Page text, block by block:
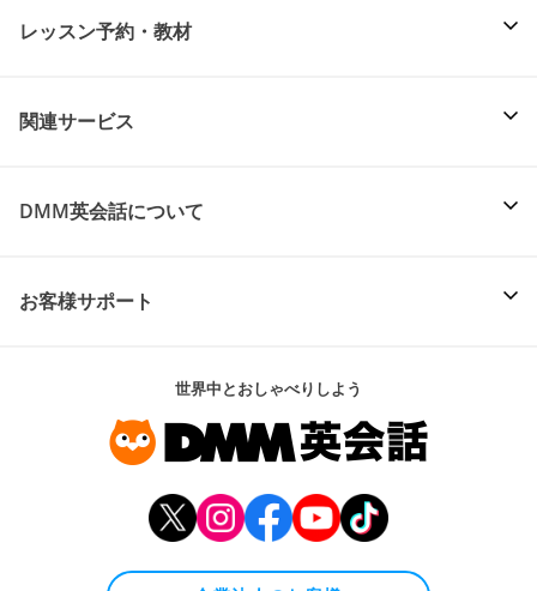
レッスン予約・教材
関連サービス
DMM英会話について
お客様サポート
世界中とおしゃべりしよう